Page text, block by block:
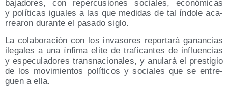
ba­ja­do­res, con reper­cu­sio­nes socia­les, eco­nó­mi­cas
y polí­ti­cas igua­les a las que medi­das de tal índo­le aca­
rrea­ron duran­te el pasa­do siglo.
La cola­bo­ra­ción con los inva­so­res repor­ta­rá ganan­cias
ile­ga­les a una ínfi­ma eli­te de tra­fi­can­tes de influen­cias
y espe­cu­la­do­res trans­na­cio­na­les, y anu­la­rá el pres­ti­gio
de los movi­mien­tos polí­ti­cos y socia­les que se entre­
guen a ella.